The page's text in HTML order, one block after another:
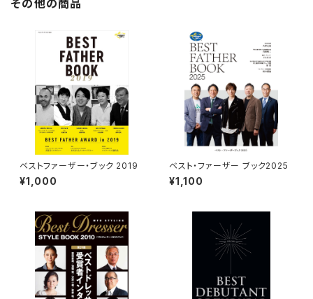
その他の商品
ベストファーザー・ブック 2019
¥1,000
ベスト・ファーザー ブック2025
¥1,100